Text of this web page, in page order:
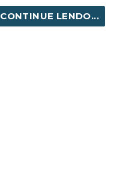
CONTINUE LENDO...